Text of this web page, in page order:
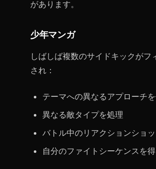
があります。
少年マンガ
しばしば複数のサイドキックがフ
され：
テーマへの異なるアプローチ
異なる敵タイプを処理
バトル中のリアクションショ
自分のファイトシーケンスを